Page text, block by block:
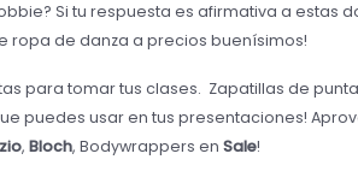
Si tu respuesta es afirmativa a estas
ropa de danza a precios buenísimos!
para tomar tus clases. Zapatillas de
puedes usar en tus presentaciones!
, Bloch, Bodywrappers en Sale!